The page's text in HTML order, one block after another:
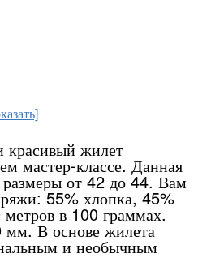
красивый жилет
мастер-классе. Данная
размеры от 42 до 44. Вам
55% хлопка, 45%
в 100 граммах.
В основе жилета
и необычным